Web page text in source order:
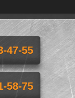
47-55
58-75